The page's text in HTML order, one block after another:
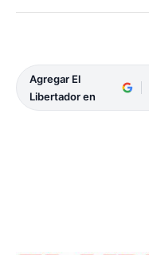
Agregar El
Libertador en